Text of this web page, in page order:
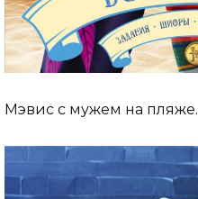
Мэвис с мужем на пляже.